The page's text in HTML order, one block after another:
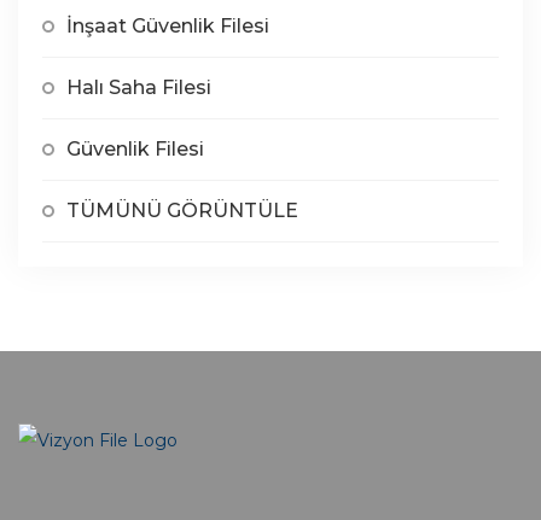
İnşaat Güvenlik Filesi
Halı Saha Filesi
Güvenlik Filesi
TÜMÜNÜ GÖRÜNTÜLE